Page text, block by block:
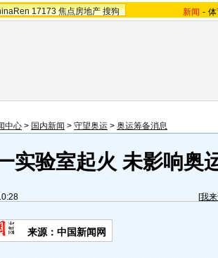
17173 焦点房地产 搜狗 新闻 -
中心 > 国内新闻 > 守望奥运 > 奥运筹备消息
实验室起火 未影响奥
[我
来源：中国新闻网